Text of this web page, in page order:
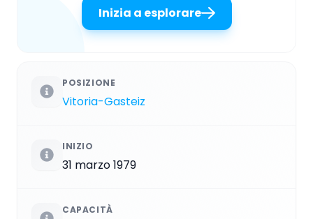
Inizia a esplorare
POSIZIONE
Vitoria-Gasteiz
INIZIO
31 marzo 1979
CAPACITÀ